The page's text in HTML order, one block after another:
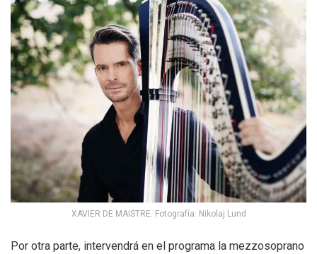
XAVIER DE MAISTRE. Fotografía: Nikolaj Lund
Por otra parte, intervendrá en el programa la mezzosoprano